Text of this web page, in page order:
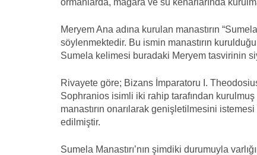
ormanlarda, mağara ve su kenarlarında
Meryem Ana adına kurulan manastırın
söylenmektedir. Bu ismin manastırın
Sumela kelimesi buradaki Meryem tasvirinin
Rivayete göre; Bizans İmparatoru I.
Sophranios isimli iki rahip tarafından kurulmuş
manastırın onarılarak genişletilmesini
edilmiştir.
Sumela Manastırı’nın şimdiki durumuyla